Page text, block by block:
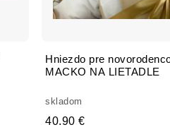
Hniezdo pre
MACKO NA LIETADLE
skladom
40.90 €